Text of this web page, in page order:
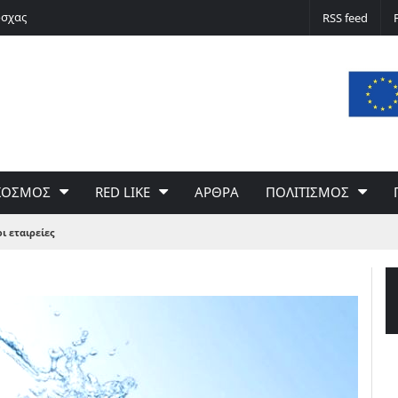
RSS feed
RED LIKE ΑΡΘΡΑ ΠΟΛΙΤΙΣΜΟΣ
εταιρείες